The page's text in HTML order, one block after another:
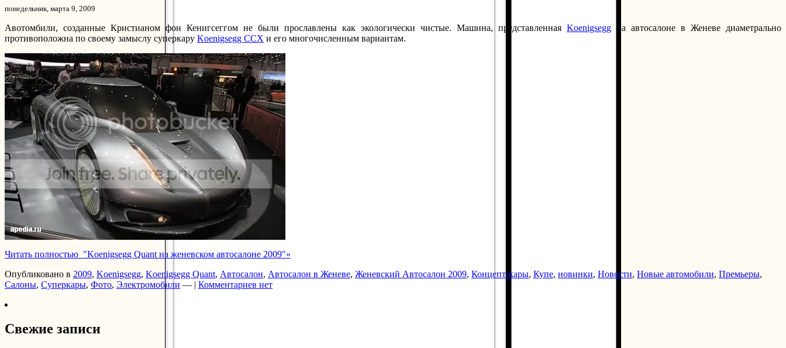
понедельник, марта 9, 2009
Авотомбили, созданные Кристианом фон Кенигсеггом не были прославлены как экологически чистые. Машина, представленная Koenigsegg на автосалоне в Женеве диаметрально
противоположна по своему замыслу суперкару Koenigsegg CCX и его многочисленным вариантам.
Читать полностью "Koenigsegg Quant на женевском автосалоне 2009"»
Опубликовано в 2009, Koenigsegg, Koenigsegg Quant, Автосалон, Автосалон в Женеве, Женевский Автосалон 2009, Концепт-кары, Купе, новинки, Новости, Новые автомобили, Премьеры,
Салоны, Суперкары, Фото, Электромобили — | Комментариев нет
Свежие записи